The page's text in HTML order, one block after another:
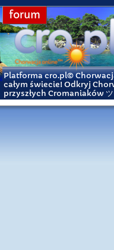
forum
Platforma cro.pl©
całym świecie! Odkryj
przyszłych Cromaniaków ツ